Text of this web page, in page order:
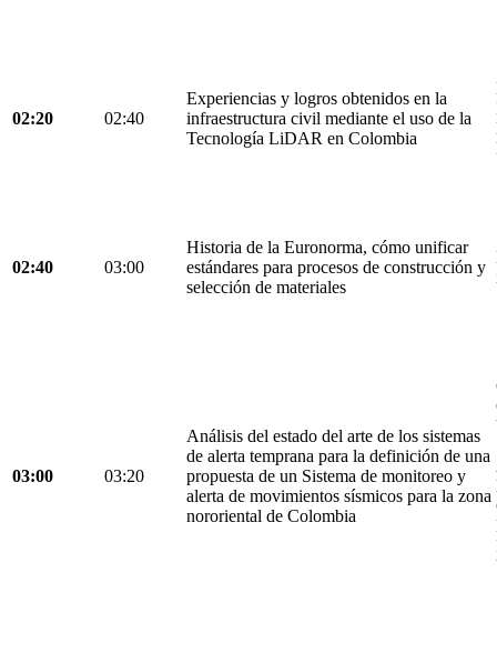
02:20 02:40
Experiencias y logros obtenidos en la
infraestructura civil mediante el uso de la
Tecnología LiDAR en Colombia
02:40 03:00
Historia de la Euronorma, cómo unificar
estándares para procesos de construcción y
selección de materiales
03:00 03:20
Análisis del estado del arte de los sistemas
de alerta temprana para la definición de una
propuesta de un Sistema de monitoreo y
alerta de movimientos sísmicos para la zona
nororiental de Colombia